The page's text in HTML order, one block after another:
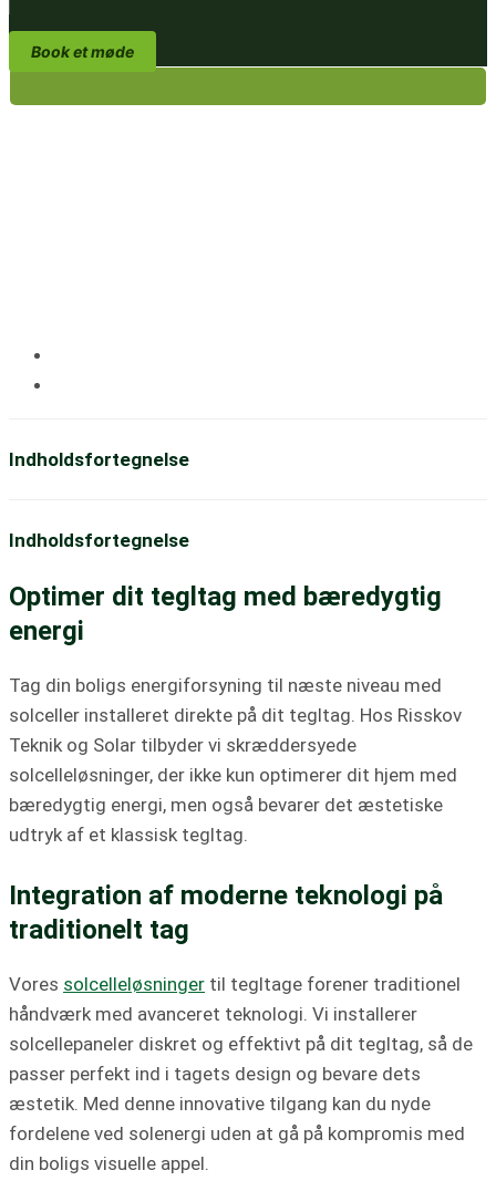
Book et møde
Indholdsfortegnelse
Indholdsfortegnelse
Optimer dit tegltag med bæredygtig
energi
Tag din boligs energiforsyning til næste niveau med
solceller installeret direkte på dit tegltag. Hos Risskov
Teknik og Solar tilbyder vi skræddersyede
solcelleløsninger, der ikke kun optimerer dit hjem med
bæredygtig energi, men også bevarer det æstetiske
udtryk af et klassisk tegltag.
Integration af moderne teknologi på
traditionelt tag
Vores solcelleløsninger til tegltage forener traditionel
håndværk med avanceret teknologi. Vi installerer
solcellepaneler diskret og effektivt på dit tegltag, så de
passer perfekt ind i tagets design og bevare dets
æstetik. Med denne innovative tilgang kan du nyde
fordelene ved solenergi uden at gå på kompromis med
din boligs visuelle appel.